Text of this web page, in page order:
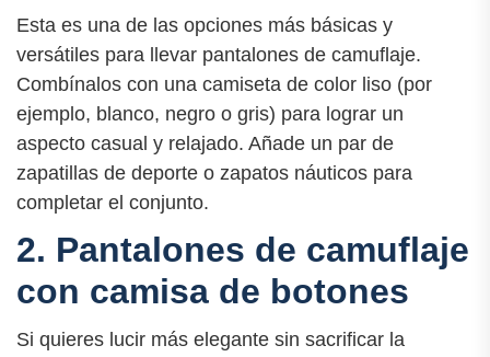
Esta es una de las opciones más básicas y
versátiles para llevar pantalones de camuflaje.
Combínalos con una camiseta de color liso (por
ejemplo, blanco, negro o gris) para lograr un
aspecto casual y relajado. Añade un par de
zapatillas de deporte o zapatos náuticos para
completar el conjunto.
2. Pantalones de camuflaje
con camisa de botones
Si quieres lucir más elegante sin sacrificar la